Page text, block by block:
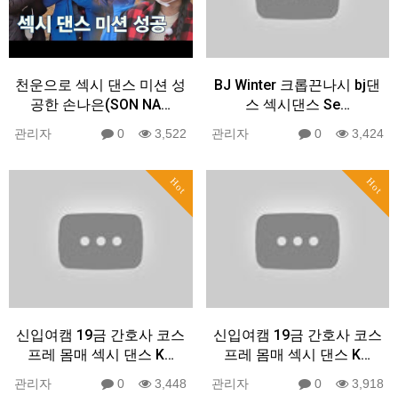
천운으로 섹시 댄스 미션 성
공한 손나은(SON NA…
관리자 0 3,522
BJ Winter 크롭끈나시 bj댄
스 섹시댄스 Se…
관리자 0 3,424
Hot
신입여캠 19금 간호사 코스
프레 몸매 섹시 댄스 K…
관리자 0 3,448
Hot
신입여캠 19금 간호사 코스
프레 몸매 섹시 댄스 K…
관리자 0 3,918